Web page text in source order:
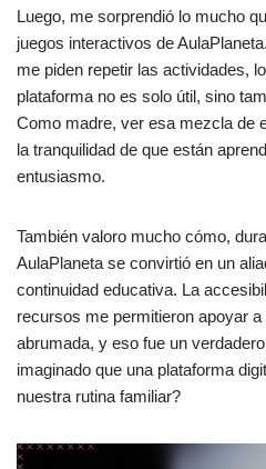
Luego, me sorprendió lo mucho
juegos interactivos de
me piden repetir las actividades,
plataforma no es solo útil, sino
Como madre, ver esa mezcla de
la tranquilidad de que están
entusiasmo.
También valoro mucho cómo,
AulaPlaneta se convirtió en un
continuidad educativa. La
recursos me permitieron apoyar
abrumada, y eso fue un
imaginado que una plataforma
nuestra rutina familiar?